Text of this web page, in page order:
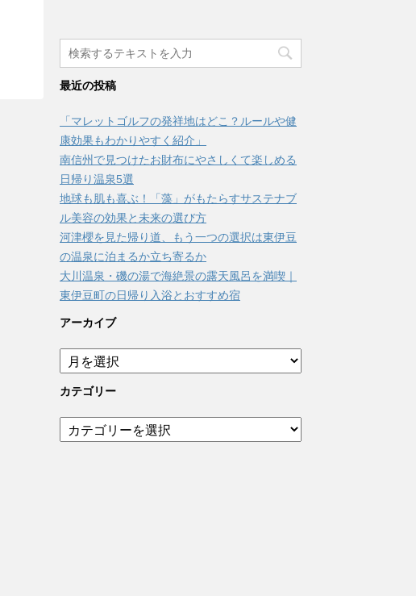
最近の投稿
「マレットゴルフの発祥地はどこ？ルールや健
康効果もわかりやすく紹介」
南信州で見つけたお財布にやさしくて楽しめる
日帰り温泉5選
地球も肌も喜ぶ！「藻」がもたらすサステナブ
ル美容の効果と未来の選び方
河津櫻を見た帰り道、もう一つの選択は東伊豆
の温泉に泊まるか立ち寄るか
大川温泉・磯の湯で海絶景の露天風呂を満喫｜
東伊豆町の日帰り入浴とおすすめ宿
アーカイブ
ア
ー
カ
カテゴリー
テ